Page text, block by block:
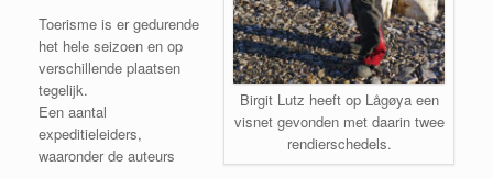
Birgit Lutz heeft op Lågøya een
visnet gevonden met daarin twee
rendierschedels.
Toerisme is er gedurende
het hele seizoen en op
verschillende plaatsen
tegelijk.
Een aantal
expeditieleiders,
waaronder de auteurs